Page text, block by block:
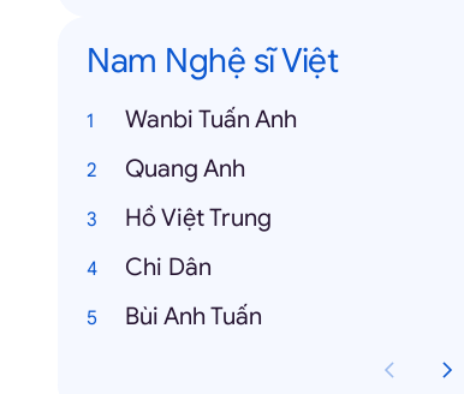
Nam Nghệ sĩ Việt
Wanbi Tuấn Anh
Quang Anh
Hồ Việt Trung
Chi Dân
Bùi Anh Tuấn